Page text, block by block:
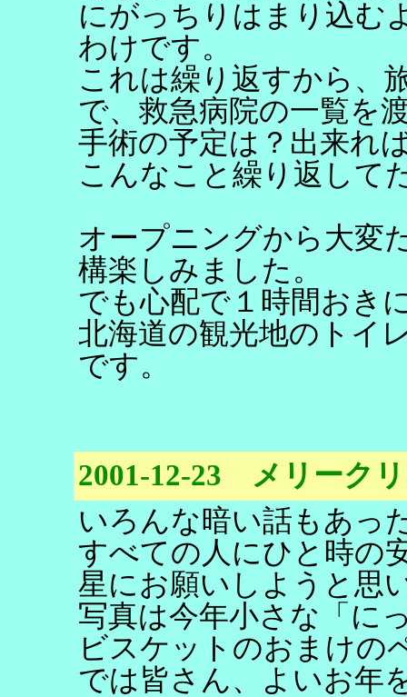
にがっちりはまり込む
わけです。
これは繰り返すから、
で、救急病院の一覧を
手術の予定は？出来れ
こんなこと繰り返して
オープニングから大変
構楽しみました。
でも心配で１時間おき
北海道の観光地のトイ
です。
2001-12-23 メリーク
いろんな暗い話もあっ
すべての人にひと時の
星にお願いしようと思
写真は今年小さな「に
ビスケットのおまけの
では皆さん、よいお年